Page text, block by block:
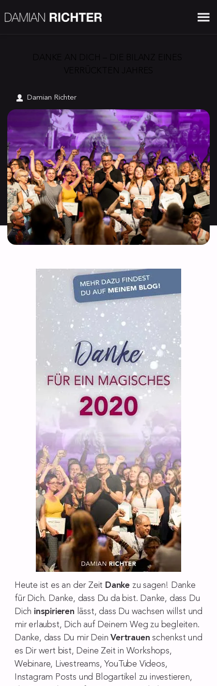
Damian Richter
Heute ist es an der Zeit Danke zu sagen! Danke
für Dich. Danke, dass Du da bist. Danke, dass Du
Dich inspirieren lässt, dass Du wachsen willst und
mir erlaubst, Dich auf Deinem Weg zu begleiten.
Danke, dass Du mir DeinVertrauen schenkst und
es Dir wert bist, Deine Zeit in Workshops,
Webinare, Livestreams, YouTube Videos,
Instagram Posts und Blogartikel zu investieren,